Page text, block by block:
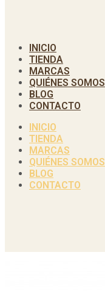
INICIO
TIENDA
MARCAS
QUIÉNES SOMOS
BLOG
CONTACTO
INICIO
TIENDA
MARCAS
QUIÉNES SOMOS
BLOG
CONTACTO